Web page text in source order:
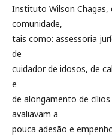
Instituto Wilson Chagas,
comunidade,
tais como: assessoria
de
cuidador de idosos, de
e
de alongamento de
avaliavam a
pouca adesão e